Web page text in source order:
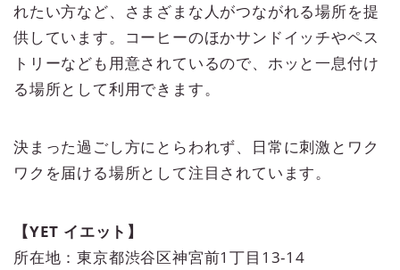
れたい方など、さまざまな人がつながれる場所を提
供しています。コーヒーのほかサンドイッチやペス
トリーなども用意されているので、ホッと一息付け
る場所として利用できます。
決まった過ごし方にとらわれず、日常に刺激とワク
ワクを届ける場所として注目されています。
【YET イエット】
所在地：東京都渋谷区神宮前1丁目13-14